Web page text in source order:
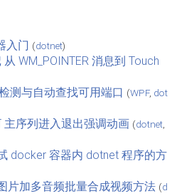
入门 (dotnet)
WM_POINTER 消息到 Touch
测与自动查找可用端口 (WPF, dot
主序列进入退出强调动画 (dotnet
docker 容器内 dotnet 程序的方
片加多音频批量合成视频方法 (d